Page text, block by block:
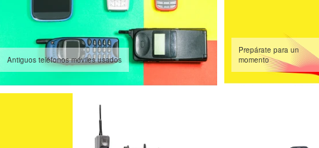
Antiguos teléfonos móviles usados
Prepárate para un
momento